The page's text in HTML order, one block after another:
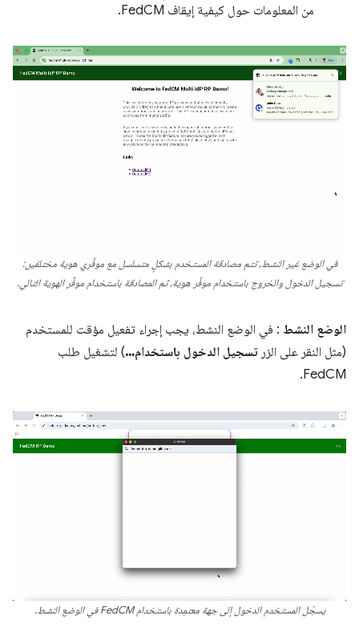
من المعلومات حول كيفية إيقاف FedCM.
في الوضع غير النشط، تتم مصادقة المستخدم بشكلٍ متسلسل مع موفِّري هوية مختلفين:
تسجيل الدخول والخروج باستخدام موفِّر هوية، ثم المصادقة باستخدام موفِّر الهوية التالي.
الوضع النشط : في الوضع النشط، يجب إجراء تفعيل مؤقت للمستخدم
(مثل النقر على الزر تسجيل الدخول باستخدام…) لتشغيل طلب
FedCM.
يسجّل المستخدم الدخول إلى جهة معتمِدة باستخدام FedCM في الوضع النشط.